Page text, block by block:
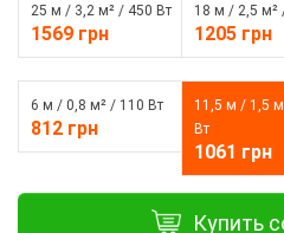
25 м / 3,2 м² / 450 Вт
1569 грн
18 м / 2,5 м²
1205 грн
6 м / 0,8 м² / 110 Вт
812 грн
11,5 м / 1,5
Вт
1061 грн
Купить